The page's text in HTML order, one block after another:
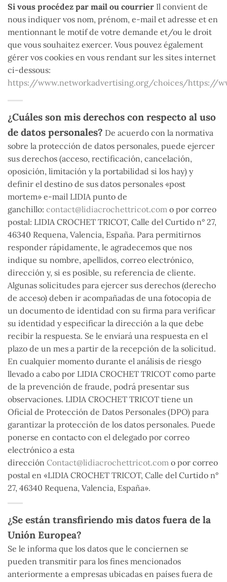
Si vous procédez par mail ou courrier Il convient de
nous indiquer vos nom, prénom, e-mail et adresse et en
mentionnant le motif de votre demande et/ou le droit
que vous souhaitez exercer. Vous pouvez également
gérer vos cookies en vous rendant sur les sites internet
ci-dessous:
https://www.networkadvertising.org/choices/https://
¿Cuáles son mis derechos con respecto al uso
de datos personales? De acuerdo con la normativa
sobre la protección de datos personales, puede ejercer
sus derechos (acceso, rectificación, cancelación,
oposición, limitación y la portabilidad si los hay) y
definir el destino de sus datos personales «post
mortem» e-mail LIDIA punto de
ganchillo: contact@lidiacrochettricot.com o por correo
postal: LIDIA CROCHET TRICOT, Calle del Curtido n° 27,
46340 Requena, Valencia, España. Para permitirnos
responder rápidamente, le agradecemos que nos
indique su nombre, apellidos, correo electrónico,
dirección y, si es posible, su referencia de cliente.
Algunas solicitudes para ejercer sus derechos (derecho
de acceso) deben ir acompañadas de una fotocopia de
un documento de identidad con su firma para verificar
su identidad y especificar la dirección a la que debe
recibir la respuesta. Se le enviará una respuesta en el
plazo de un mes a partir de la recepción de la solicitud.
En cualquier momento durante el análisis de riesgo
llevado a cabo por LIDIA CROCHET TRICOT como parte
de la prevención de fraude, podrá presentar sus
observaciones. LIDIA CROCHET TRICOT tiene un
Oficial de Protección de Datos Personales (DPO) para
garantizar la protección de los datos personales. Puede
ponerse en contacto con el delegado por correo
electrónico a esta
dirección Contact@lidiacrochettricot.com o por correo
postal en «LIDIA CROCHET TRICOT, Calle del Curtido n°
27, 46340 Requena, Valencia, España».
¿Se están transfiriendo mis datos fuera de la
Unión Europea?
Se le informa que los datos que le conciernen se
pueden transmitir para los fines mencionados
anteriormente a empresas ubicadas en países fuera de